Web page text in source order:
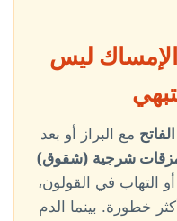
الإمساك ليس
مع البراز أو بعد
شرجية (شقوق)
التهاب في القولون،
خطورة. بينما الدم